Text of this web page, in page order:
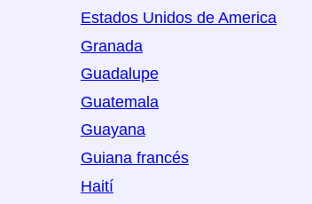
Estados Unidos de America
Granada
Guadalupe
Guatemala
Guayana
Guiana francés
Haití